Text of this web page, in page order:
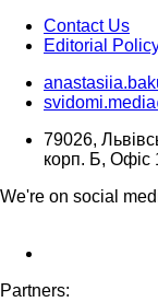
Contact Us
Editorial
79026,
корп. Б, Офіс
We're on social
Partners: